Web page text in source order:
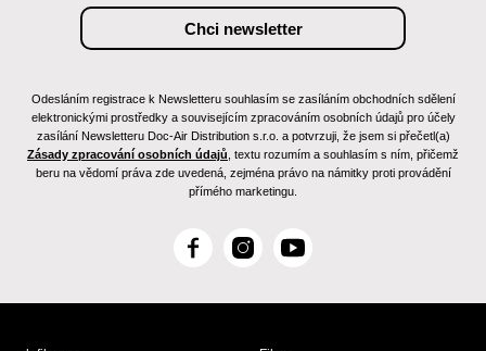
Odesláním registrace k Newsletteru souhlasím se zasíláním obchodních sdělení
elektronickými prostředky a souvisejícím zpracováním osobních údajů pro účely
zasílání Newsletteru Doc-Air Distribution s.r.o. a potvrzuji, že jsem si přečetl(a)
Zásady zpracování osobních údajů , textu rozumím a souhlasím s ním, přičemž
beru na vědomí práva zde uvedená, zejména právo na námitky proti provádění
přímého marketingu.
F
c
I
s
Y
u